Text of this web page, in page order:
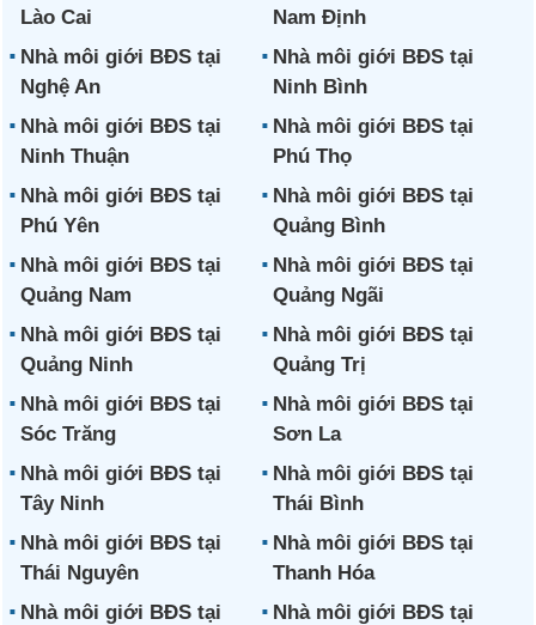
Lào Cai
Nam Định
Nhà môi giới BĐS tại
Nghệ An
Nhà môi giới BĐS tại
Ninh Bình
Nhà môi giới BĐS tại
Ninh Thuận
Nhà môi giới BĐS tại
Phú Thọ
Nhà môi giới BĐS tại
Phú Yên
Nhà môi giới BĐS tại
Quảng Bình
Nhà môi giới BĐS tại
Quảng Nam
Nhà môi giới BĐS tại
Quảng Ngãi
Nhà môi giới BĐS tại
Quảng Ninh
Nhà môi giới BĐS tại
Quảng Trị
Nhà môi giới BĐS tại
Sóc Trăng
Nhà môi giới BĐS tại
Sơn La
Nhà môi giới BĐS tại
Tây Ninh
Nhà môi giới BĐS tại
Thái Bình
Nhà môi giới BĐS tại
Thái Nguyên
Nhà môi giới BĐS tại
Thanh Hóa
Nhà môi giới BĐS tại
Nhà môi giới BĐS tại